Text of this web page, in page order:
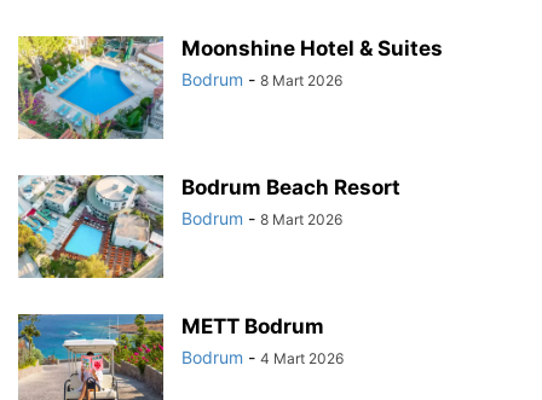
Moonshine Hotel & Suites
Bodrum - 8 Mart 2026
Bodrum Beach Resort
Bodrum - 8 Mart 2026
METT Bodrum
Bodrum - 4 Mart 2026